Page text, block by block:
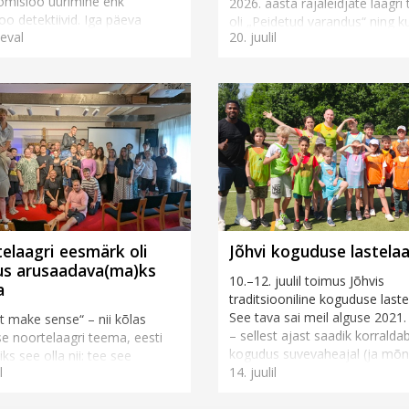
detektiivid. Iga päeva
uurisime ühte osa.
oli „Peidetud varandus“ ning
juulil sai rajaleidjate lipp
Kogerman kõig...
20. juulil
eesmärk oli
arusaadava(ma)ks
make sense“ – nii kõlas
noortelaagri teema, eesti
see olla nii: tee see
muuda see
Jõhvi koguduse
10.–12. juulil toimus Jõhvis
traditsiooniline koguduse
See tava sai meil alguse
– sellest ajast saadik
kogudus suvevaheajal (ja
ka muul vahea...
14. juulil